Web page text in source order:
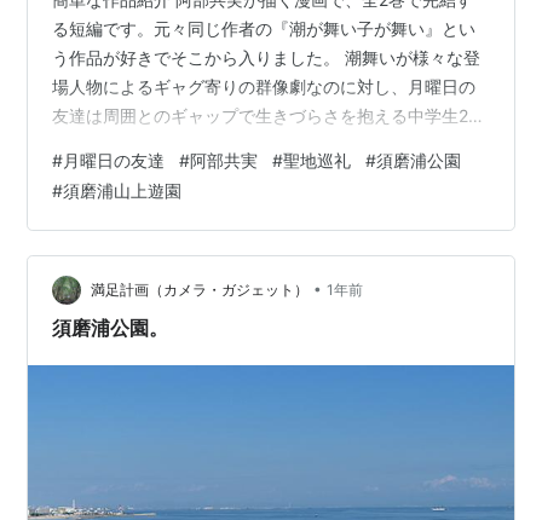
る短編です。元々同じ作者の『潮が舞い子が舞い』とい
う作品が好きでそこから入りました。 潮舞いが様々な登
場人物によるギャグ寄りの群像劇なのに対し、月曜日の
友達は周囲とのギャップで生きづらさを抱える中学生2人
り急に大人びた振る舞いを見せる同級生たちを見て、何
とも言えない窮屈さを感じる主人公・水谷茜が、周囲か
ら浮いている同級生・月野透の秘密を知り、関わってい
くという話です。 潮舞いでも見られた独特の語彙に加
え、学生たちの複雑な心理の描写やここぞというシーン
での爽やかなエモさが魅力ですね。 「月曜日…
#月曜日の友達 #阿部共実 #聖地巡礼 #須磨浦公園
#須磨浦山上遊園
満足計画（カメラ・ガジェット） • 1年前
須磨浦公園。